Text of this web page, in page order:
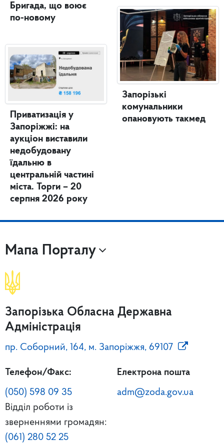
Бригада, що воює
по-новому
Приватизація у
Запоріжжі: на
аукціон виставили
недобудовану
їдальню в
центральній частині
міста. Торги – 20
серпня 2026 року
Запорізькі
комунальники
опановують такмед
Мапа Порталу
Запорізька Обласна Державна
Адміністрація
пр. Соборний, 164, м. Запоріжжя, 69107
Телефон/Факс:
(050) 598 09 35
Відділ роботи із
зверненнями громадян:
(061) 280 52 25
Електрона пошта
adm@zoda.gov.ua